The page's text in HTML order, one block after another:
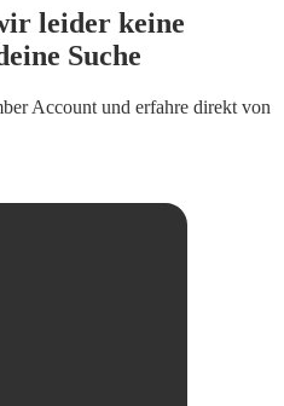
leider keine
Suche
Account und erfahre direkt von